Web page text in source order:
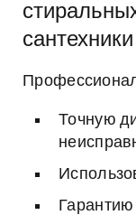
сантехники
Точную